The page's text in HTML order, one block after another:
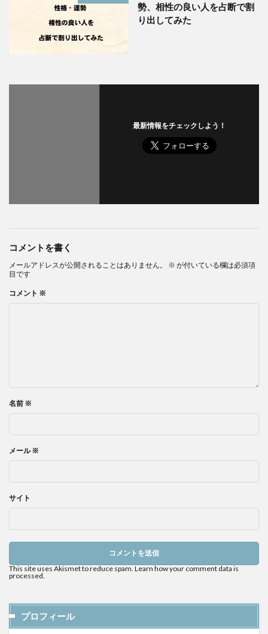
勢、相性の良い人を占断で割
り出してみた
最新情報をチェックしよう！
コメントを書く
メールアドレスが公開されることはありません。 ※ が付いている欄は必須項
目です
コメント ※
名前 ※
メール※
サイト
This site uses Akismet to reduce spam. Learn how your comment data is
processed.
プロフィール